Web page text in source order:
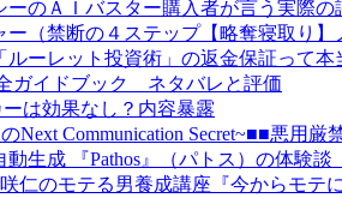
のＡＩバスター購入者が言う実際の
ー（禁断の４ステップ【略奪寝取り
ルーレット投資術」の返金保証って本
ガイドブック ネタバレと評価
ーは効果なし？内容暴露
のNext Communication Secret~■■悪
動生成 『Pathos』（パトス）の体験
仁のモテる男養成講座『今からモ